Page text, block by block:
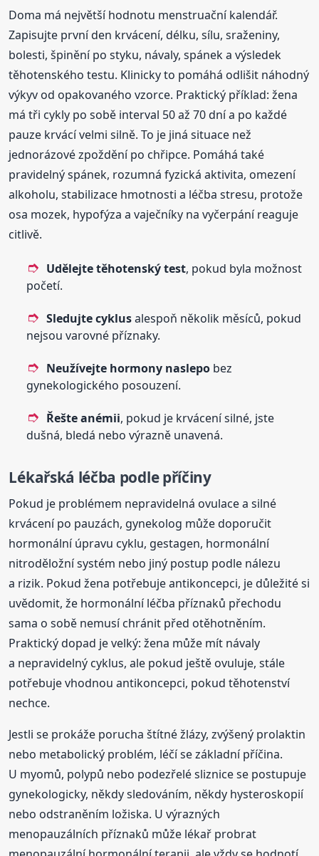
Doma má největší hodnotu menstruační kalendář.
Zapisujte první den krvácení, délku, sílu, sraženiny,
bolesti, špinění po styku, návaly, spánek a výsledek
těhotenského testu. Klinicky to pomáhá odlišit náhodný
výkyv od opakovaného vzorce. Praktický příklad: žena
má tři cykly po sobě interval 50 až 70 dní a po každé
pauze krvácí velmi silně. To je jiná situace než
jednorázové zpoždění po chřipce. Pomáhá také
pravidelný spánek, rozumná fyzická aktivita, omezení
alkoholu, stabilizace hmotnosti a léčba stresu, protože
osa mozek, hypofýza a vaječníky na vyčerpání reaguje
citlivě.
Udělejte těhotenský test, pokud byla možnost
početí.
Sledujte cyklusalespoň několik měsíců, pokud
nejsou varovné příznaky.
Neužívejte hormony naslepo bez
gynekologického posouzení.
Řešte anémii, pokud je krvácení silné, jste
dušná, bledá nebo výrazně unavená.
Lékařská léčba podle příčiny
Pokud je problémem nepravidelná ovulace a silné
krvácení po pauzách, gynekolog může doporučit
hormonální úpravu cyklu, gestagen, hormonální
nitroděložní systém nebo jiný postup podle nálezu
a rizik. Pokud žena potřebuje antikoncepci, je důležité si
uvědomit, že hormonální léčba příznaků přechodu
sama o sobě nemusí chránit před otěhotněním.
Praktický dopad je velký: žena může mít návaly
a nepravidelný cyklus, ale pokud ještě ovuluje, stále
potřebuje vhodnou antikoncepci, pokud těhotenství
nechce.
Jestli se prokáže porucha štítné žlázy, zvýšený prolaktin
nebo metabolický problém, léčí se základní příčina.
U myomů, polypů nebo podezřelé sliznice se postupuje
gynekologicky, někdy sledováním, někdy hysteroskopií
nebo odstraněním ložiska. U výrazných
menopauzálních příznaků může lékař probrat